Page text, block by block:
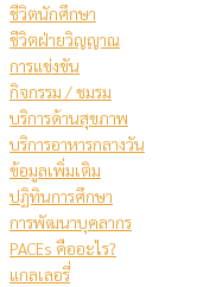
ชีวิตนักศึกษา
ชีวิตฝ่ายวิญญาณ
การแข่งขัน
กิจกรรม / ชมรม
บริการด้านสุขภาพ
บริการอาหารกลางวัน
ข้อมูลเพิ่มเติม
ปฏิทินการศึกษา
การพัฒนาบุคลากร
PACEs คืออะไร?
แกลเลอรี่